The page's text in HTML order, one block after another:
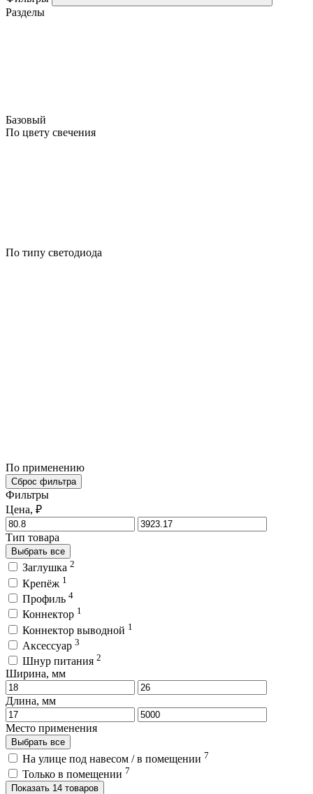
Разделы
Базовый
По цвету свечения
По типу светодиода
По применению
Сброс фильтра
Фильтры
Цена, ₽
Тип товара
Выбрать все
Заглушка 2
Крепёж 1
Профиль 4
Коннектор 1
Коннектор выводной 1
Аксессуар 3
Шнур питания 2
Ширина, мм
Длина, мм
Место применения
Выбрать все
На улице под навесом / в помещении 7
Только в помещении 7
Показать 14 товаров